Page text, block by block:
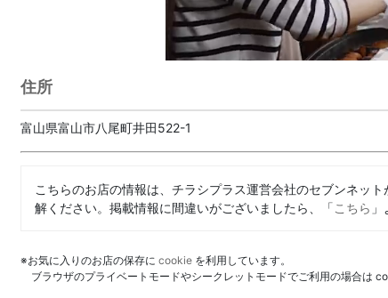
住所
富山県富山市八尾町井田522-1
こちらのお店の情報は、チラシプラス運営会社のセブンネッ
解ください。掲載情報に間違いがございましたら、「こちら
※お気に入りのお店の保存に cookie を利用しています。
ブラウザのプライベートモードやシークレットモードでご利用の場合は